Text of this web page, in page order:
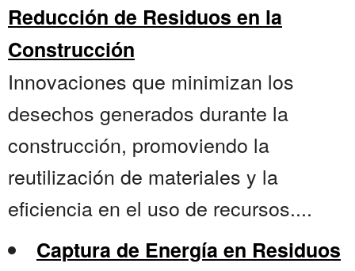
Reducción de Residuos en la
Construcción
Innovaciones que minimizan los
desechos generados durante la
construcción, promoviendo la
reutilización de materiales y la
eficiencia en el uso de recursos....
Captura de Energía en Residuos